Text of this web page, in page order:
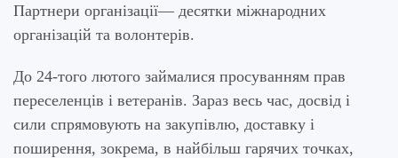
Партнери організації— десятки міжнародних
організацій та волонтерів.
До 24-того лютого займалися просуванням прав
переселенців і ветеранів. Зараз весь час, досвід і
сили спрямовують на закупівлю, доставку і
поширення, зокрема, в найбільш гарячих точках,